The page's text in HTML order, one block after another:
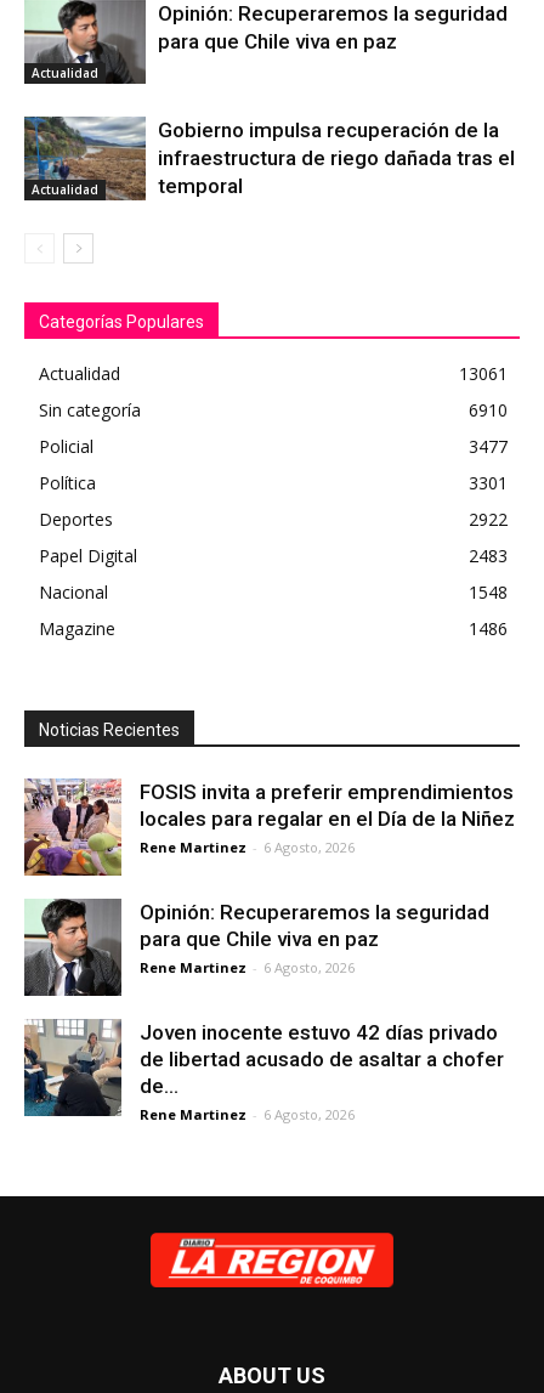
Actualidad
Opinión: Recuperaremos la seguridad
para que Chile viva en paz
Actualidad
Gobierno impulsa recuperación de la
infraestructura de riego dañada tras el
temporal
Categorías Populares
Actualidad
13061
Sin categoría
6910
Policial
3477
Política
3301
Deportes
2922
Papel Digital
2483
Nacional
1548
Magazine
1486
Noticias Recientes
FOSIS invita a preferir emprendimientos
locales para regalar en el Día de la Niñez
Rene Martinez - 6 Agosto, 2026
Opinión: Recuperaremos la seguridad
para que Chile viva en paz
Rene Martinez - 6 Agosto, 2026
Joven inocente estuvo 42 días privado
de libertad acusado de asaltar a chofer
de...
Rene Martinez - 6 Agosto, 2026
ABOUT US